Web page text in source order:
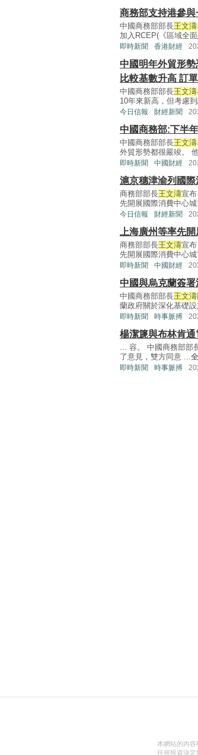
商務部支持港參
中國商務部部長王文濤
加入RCEP(《區域全
即時新聞 香港財經
中國明年外貿形勢
比較基數升高 訂
中國商務部部長王文濤
10年來新高，但考慮
今日信報 財經新聞
中國商務部:下半
中國商務部部長王文濤
外貿形勢都很嚴竣。
即時新聞 中國財經
滬京穗津渝列國
商務部部長王文濤宣
先開展國際消費中心
今日信報 財經新聞
上海廣州等率先
商務部部長王文濤宣
先開展國際消費中心
即時新聞 中國財經
中國與烏克蘭簽
中國商務部部長王文濤
蘭政府關於深化基礎
即時新聞 時事脈搏
楊潔篪與布林肯通
... 容。 中國商務部部
了意見，雙方同意 ...
即時新聞 時事脈搏
本網站的內容
任何投資決